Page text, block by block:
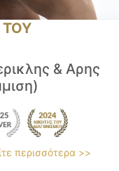
ΤΟΥ
& Αρης
περισσότερα >>